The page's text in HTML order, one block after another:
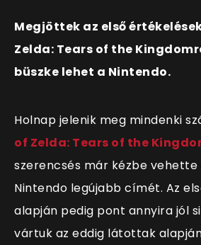
Megjöttek az első
Zelda: Tears of the
büszke lehet a Nintendo.
Holnap jelenik meg mindenki
of Zelda: Tears of the
szerencsés már kézbe
Nintendo legújabb címét. Az
alapján pedig pont annyira jól
vártuk az eddig látottak